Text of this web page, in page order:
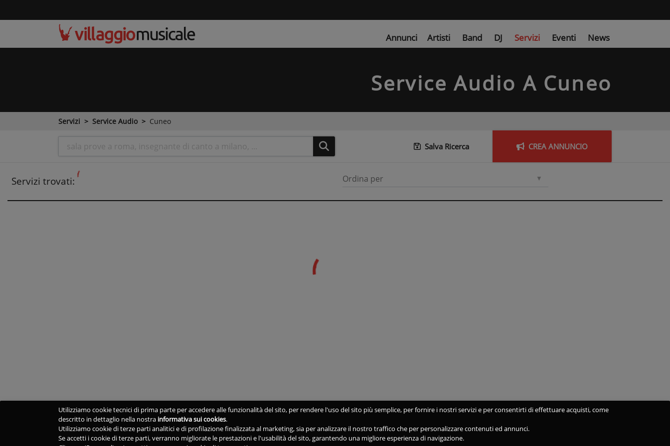
Annunci Artisti Band DJ Servizi Eventi News
Service Audio A Cuneo
Servizi Service Audio Cuneo
Salva Ricerca CREA ANNUNCIO
Servizi trovati: Ordina per
Utilizziamo cookie tecnici di prima parte per accedere alle funzionalità del sito, per rendere l'uso del sito più semplice, per fornire i nostri servizi e per consentirti di effettuare acquisti, come
descritto in dettaglio nella nostra informativa sui cookies.
Utilizziamo cookie di terze parti analitici e di profilazione finalizzata al marketing, sia per analizzare il nostro traffico che per personalizzare contenuti ed annunci.
Se accetti i cookie di terze parti, verranno migliorate le prestazioni e l'usabilità del sito, garantendo una migliore esperienza di navigazione.